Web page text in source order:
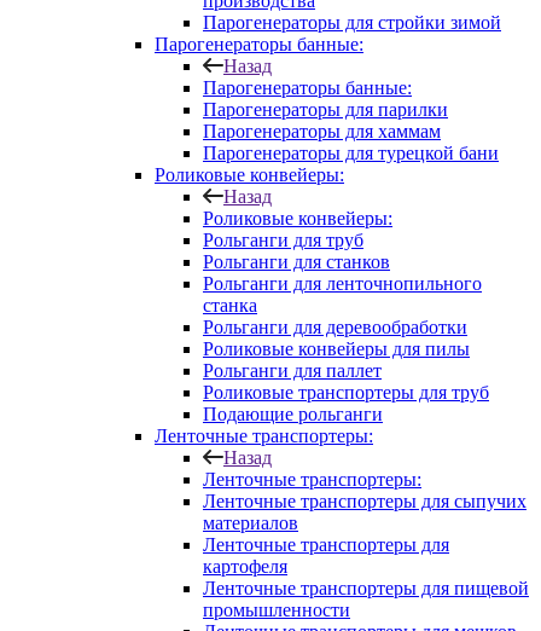
Парогенераторы для стройки зимой
Парогенераторы банные:
Назад
Парогенераторы банные:
Парогенераторы для парилки
Парогенераторы для хаммам
Парогенераторы для турецкой бани
Роликовые конвейеры:
Назад
Роликовые конвейеры:
Рольганги для труб
Рольганги для станков
Рольганги для ленточнопильного
станка
Рольганги для деревообработки
Роликовые конвейеры для пилы
Рольганги для паллет
Роликовые транспортеры для труб
Подающие рольганги
Ленточные транспортеры:
Назад
Ленточные транспортеры:
Ленточные транспортеры для сыпучих
материалов
Ленточные транспортеры для
картофеля
Ленточные транспортеры для пищевой
промышленности